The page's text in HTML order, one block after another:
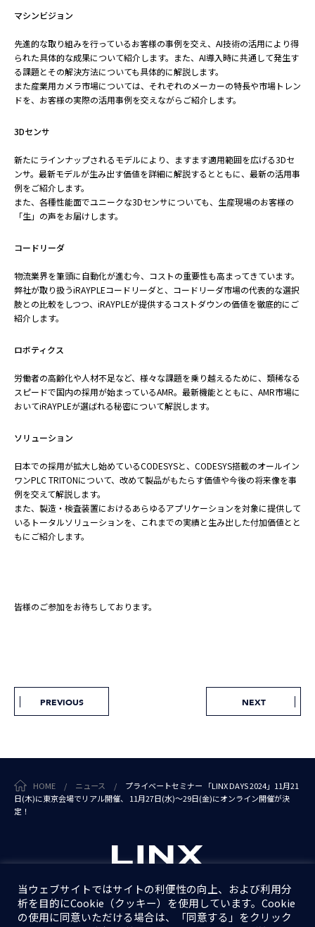
マシンビジョン
先進的な取り組みを行っているお客様の事例を交え、AI技術の活用により得
られた具体的な成果について紹介します。また、AI導入時に共通して発生す
る課題とその解決方法についても具体的に解説します。
また産業用カメラ市場については、それぞれのメーカーの特長や市場トレン
ドを、お客様の実際の活用事例を交えながらご紹介します。
3Dセンサ
新たにラインナップされるモデルにより、ますます適用範囲を広げる3Dセ
ンサ。最新モデルが生み出す価値を詳細に解説するとともに、最新の活用事
例をご紹介します。
また、各種性能面でユニークな3Dセンサについても、生産現場のお客様の
「生」の声をお届けします。
コードリーダ
物流業界を筆頭に自動化が進む今、コストの重要性も高まってきています。
弊社が取り扱うiRAYPLEコードリーダと、コードリーダ市場の代表的な選択
肢との比較をしつつ、iRAYPLEが提供するコストダウンの価値を徹底的にご
紹介します。
ロボティクス
労働者の高齢化や人材不足など、様々な課題を乗り越えるために、類稀なる
スピードで国内の採用が始まっているAMR。最新機能とともに、AMR市場に
おいてiRAYPLEが選ばれる秘密について解説します。
ソリューション
日本での採用が拡大し始めているCODESYSと、CODESYS搭載のオールイン
ワンPLC TRITONについて、改めて製品がもたらす価値や今後の将来像を事
例を交えて解説します。
また、製造・検査装置におけるあらゆるアプリケーションを対象に提供して
いるトータルソリューションを、これまでの実績と生み出した付加価値とと
もにご紹介します。
皆様のご参加をお待ちしております。
PREVIOUS NEXT
HOME / ニュース /
プライベートセミナー 「LINX DAYS 2024」11月21
日(木)に東京会場でリアル開催、 11月27日(水)～29日(金)にオンライン開催が決
定！
個人情報保護方針
当ウェブサイトではサイトの利便性の向上、および利用分
析を目的にCookie（クッキー）を使用しています。Cookie
の使用に同意いただける場合は、「同意する」をクリック